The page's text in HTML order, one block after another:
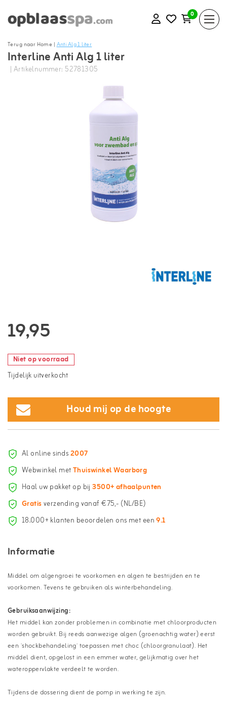
0
Terug naar Home |Anti Alg 1 liter
Interline Anti Alg 1 liter
| Artikelnummer: 52781305
19,95
Niet op voorraad
Tijdelijk uitverkocht
Houd mij op de hoogte
Al online sinds2007
Webwinkel metThuiswinkel Waarborg
Haal uw pakket op bij3500+ afhaalpunten
Gratisverzending vanaf €75,- (NL/BE)
18.000+ klanten beoordelen ons met een9.1
Informatie
Middel om algengroei te voorkomen en algen te bestrijden en te
voorkomen. Tevens te gebruiken als winterbehandeling.
Gebruiksaanwijzing:
Het middel kan zonder problemen in combinatie met chloorproducten
worden gebruikt. Bij reeds aanwezige algen (groenachtig water) eerst
een `shockbehandeling` toepassen met choc (chloorgranulaat). Het
middel dient, opgelost in een emmer water, gelijkmatig over het
wateroppervlakte verdeelt te worden.
Tijdens de dossering dient de pomp in werking te zijn.